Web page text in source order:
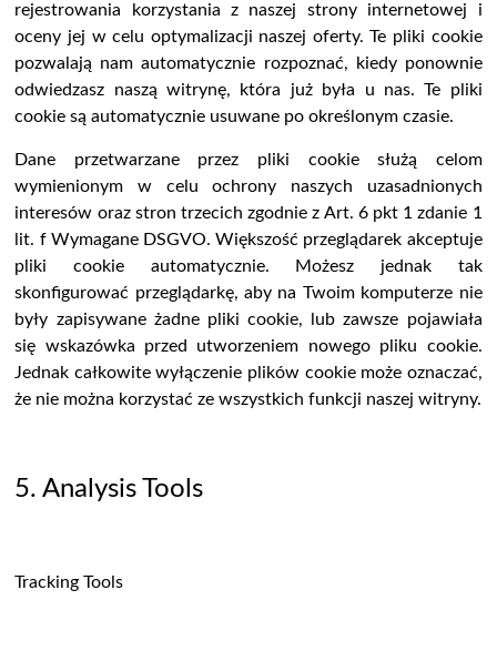
rejestrowania korzystania z naszej strony internetowej i
oceny jej w celu optymalizacji naszej oferty. Te pliki cookie
pozwalają nam automatycznie rozpoznać, kiedy ponownie
odwiedzasz naszą witrynę, która już była u nas. Te pliki
cookie są automatycznie usuwane po określonym czasie.
Dane przetwarzane przez pliki cookie służą celom
wymienionym w celu ochrony naszych uzasadnionych
interesów oraz stron trzecich zgodnie z Art. 6 pkt 1 zdanie 1
lit. f Wymagane DSGVO. Większość przeglądarek akceptuje
pliki cookie automatycznie. Możesz jednak tak
skonfigurować przeglądarkę, aby na Twoim komputerze nie
były zapisywane żadne pliki cookie, lub zawsze pojawiała
się wskazówka przed utworzeniem nowego pliku cookie.
Jednak całkowite wyłączenie plików cookie może oznaczać,
że nie można korzystać ze wszystkich funkcji naszej witryny.
5. Analysis Tools
Tracking Tools